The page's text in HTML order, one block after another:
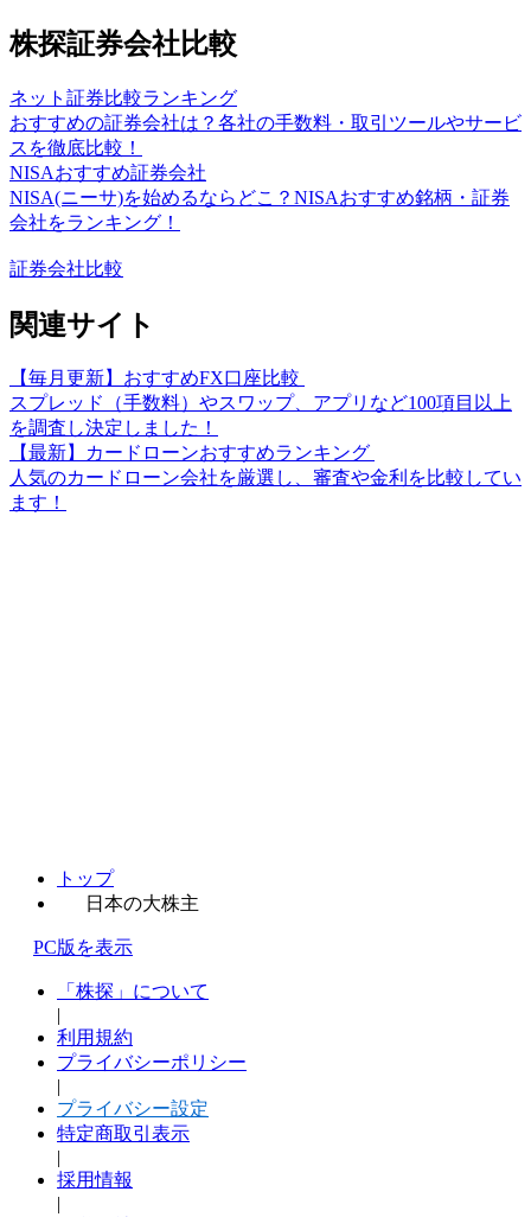
株探証券会社比較
ネット証券比較ランキング
おすすめの証券会社は？各社の手数料・取引ツールやサービ
スを徹底比較！
NISAおすすめ証券会社
NISA(ニーサ)を始めるならどこ？NISAおすすめ銘柄・証券
会社をランキング！
証券会社比較
関連サイト
【毎月更新】おすすめFX口座比較
スプレッド（手数料）やスワップ、アプリなど100項目以上
を調査し決定しました！
【最新】カードローンおすすめランキング
人気のカードローン会社を厳選し、審査や金利を比較してい
ます！
トップ
日本の大株主
PC版を表示
「株探」について
|
利用規約
プライバシーポリシー
|
プライバシー設定
特定商取引表示
|
採用情報
|